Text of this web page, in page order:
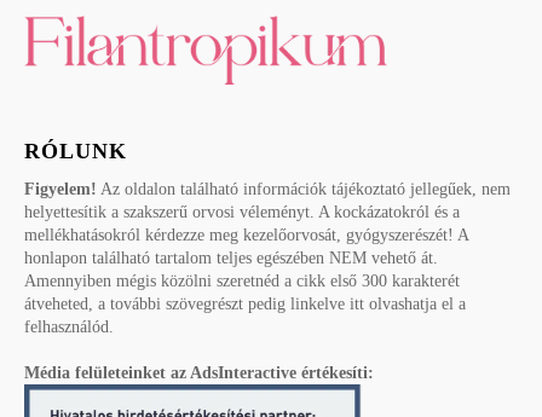
RÓLUNK
Figyelem! Az oldalon található információk tájékoztató jellegűek, nem
helyettesítik a szakszerű orvosi véleményt. A kockázatokról és a
mellékhatásokról kérdezze meg kezelőorvosát, gyógyszerészét! A
honlapon található tartalom teljes egészében NEM vehető át.
Amennyiben mégis közölni szeretnéd a cikk első 300 karakterét
átveheted, a további szövegrészt pedig linkelve itt olvashatja el a
felhasználód.
Média felületeinket az AdsInteractive értékesíti: